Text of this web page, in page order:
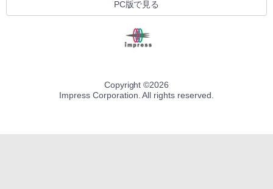
PC版で見る
Copyright ©2026
Impress Corporation. All rights reserved.